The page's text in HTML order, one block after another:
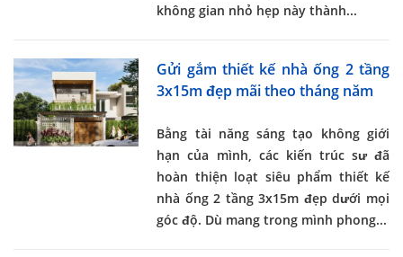
không gian nhỏ hẹp này thành...
Gửi gắm thiết kế nhà ống 2 tầng
3x15m đẹp mãi theo tháng năm
Bằng tài năng sáng tạo không giới
hạn của mình, các kiến trúc sư đã
hoàn thiện loạt siêu phẩm thiết kế
nhà ống 2 tầng 3x15m đẹp dưới mọi
góc độ. Dù mang trong mình phong...